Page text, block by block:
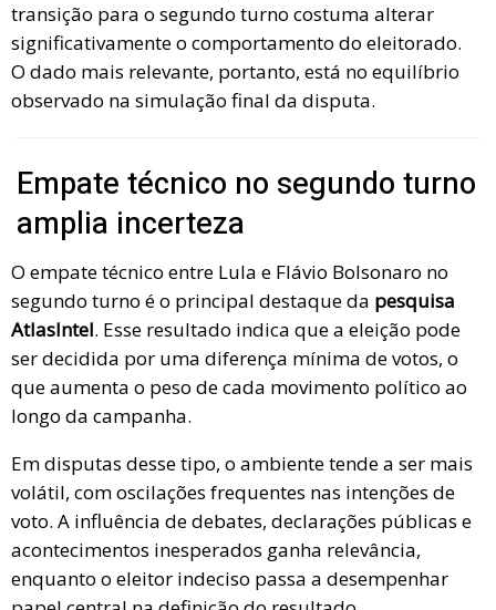
transição para o segundo turno costuma alterar
significativamente o comportamento do eleitorado.
O dado mais relevante, portanto, está no equilíbrio
observado na simulação final da disputa.
Empate técnico no segundo turno
amplia incerteza
O empate técnico entre Lula e Flávio Bolsonaro no
segundo turno é o principal destaque da pesquisa
AtlasIntel. Esse resultado indica que a eleição pode
ser decidida por uma diferença mínima de votos, o
que aumenta o peso de cada movimento político ao
longo da campanha.
Em disputas desse tipo, o ambiente tende a ser mais
volátil, com oscilações frequentes nas intenções de
voto. A influência de debates, declarações públicas e
acontecimentos inesperados ganha relevância,
enquanto o eleitor indeciso passa a desempenhar